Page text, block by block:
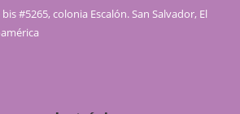
#5265, colonia Escalón. San Salvador, El